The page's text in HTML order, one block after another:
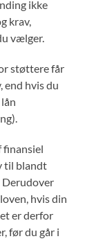
ikke
krav,
vælger.
støttere får
end hvis du
til blandt
Derudover
hvis din
er derfor
før du går i